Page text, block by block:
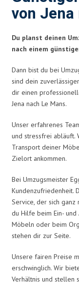
von
Du planst deinen
nach einem
Dann bist du bei
sind dein
dir einen
Jena nach Le Mans.
Unser erfahrenes
und stressfrei abläuft.
Transport deiner
Zielort ankommen.
Bei Umzugsmeister
Kundenzufriedenheit.
Service, der sich ganz
du Hilfe beim Ein- und
Möbeln oder beim
stehen dir zur Seite.
Unsere fairen Preise
erschwinglich. Wir
Verhältnis und stellen